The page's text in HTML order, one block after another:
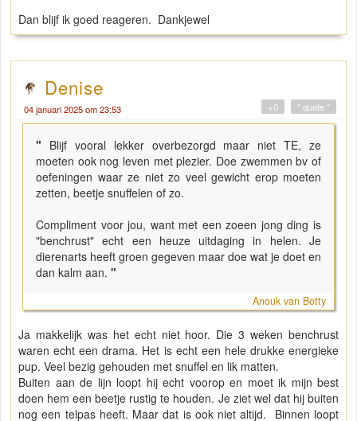
Dan blijf ik goed reageren. Dankjewel
Denise
04 januari 2025 om 23:53 " quote "
+0
" Blijf vooral lekker overbezorgd maar niet TE, ze
moeten ook nog leven met plezier. Doe zwemmen bv of
oefeningen waar ze niet zo veel gewicht erop moeten
zetten, beetje snuffelen of zo.
Compliment voor jou, want met een zoeen jong ding is
"benchrust" echt een heuze uitdaging in helen. Je
dierenarts heeft groen gegeven maar doe wat je doet en
dan kalm aan. "
Anouk van Botty
Ja makkelijk was het echt niet hoor. Die 3 weken benchrust
waren echt een drama. Het is echt een hele drukke energieke
pup. Veel bezig gehouden met snuffel en lik matten.
Buiten aan de lijn loopt hij echt voorop en moet ik mijn best
doen hem een beetje rustig te houden. Je ziet wel dat hij buiten
nog een telpas heeft. Maar dat is ook niet altijd. Binnen loopt